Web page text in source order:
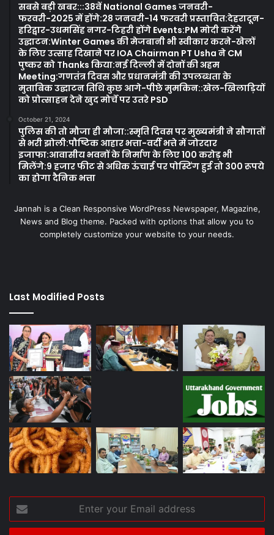
सबसे बड़ी खबर:::38वें National Games जनवरी-
फरवरी-2025 में होंगे:28 जनवरी-14 फरवरी प्रस्तावित:देहरादून-
हरिद्वार-उधमसिंह नगर-टिहरी होंगे Events:PM मोदी करेंगे
उद्घाटन:Winter Games की मेजबानी भी स्वीकार करने-खेलों
के लिए उत्साह दिखाने पर IOA Chairman PT Usha ने CM
पुष्कर को Thanks किया:नई दिल्ली में दोनों की अहम
Meeting:गणतंत्र दिवस और प्रधानमंत्री की उपलब्धता के
मुताबिक उद्घाटन तिथि कुछ आगे-पीछे मुमकिन::खेल-खिलाड़ियों
को प्रोत्साहन देने खुद मोर्चे पर उतरे PSD
October 21, 2024
पुलिस की तो मौजा ही मौजा::स्मृति दिवस पर मुख्यमंत्री ने सौगातों
से भरी झोली:पौष्टिक आहार भत्ता-वर्दी भत्ते में जोरदार
इजाफा:आवासीय भवनों के निर्माण के लिए 100 करोड़ भी
मिलेंगे:9 हजार फीट से अधिक ऊंचाई पर पोस्टिंग हुई तो 300 रूपये
का होगा दैनिक भत्ता
Jannah is a Clean Responsive WordPress Newspaper, Magazine,
News and Blog theme. Packed with options that allow you to
completely customize your website to your needs.
Last Modified Posts
your
Email